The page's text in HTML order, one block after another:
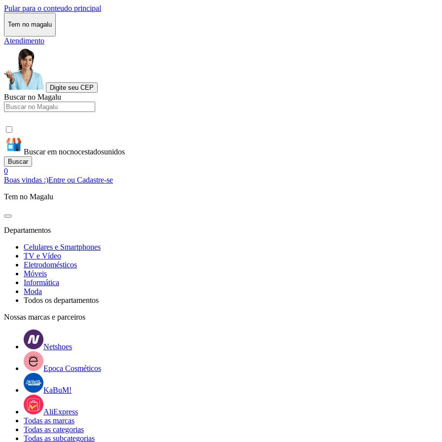
Pular para o conteudo principal
Tem no magalu
Atendimento
Digite seu CEP
Buscar no Magalu
Buscar em nocnocestadosunidos
Buscar
0
Boas vindas :)Entre ou Cadastre-se
Tem no Magalu
Departamentos
Celulares e Smartphones
TV e Vídeo
Eletrodomésticos
Móveis
Informática
Moda
Todos os departamentos
Nossas marcas e parceiros
Netshoes
Epoca Cosméticos
KaBuM!
AliExpress
Todas as marcas
Todas as categorias
Todas as subcategorias